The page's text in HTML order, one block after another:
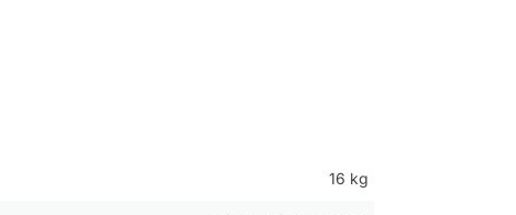
16 kg